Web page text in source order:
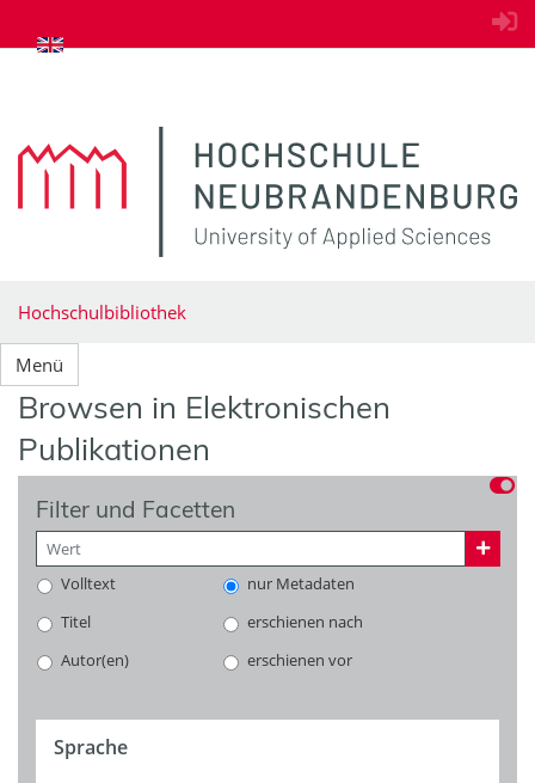
zum Inhalt springen
Hochschulbibliothek
Menü
Browsen in Elektronischen
Publikationen
Filter und Facetten
Volltext
nur Metadaten
Titel
erschienen nach
Autor(en)
erschienen vor
Sprache